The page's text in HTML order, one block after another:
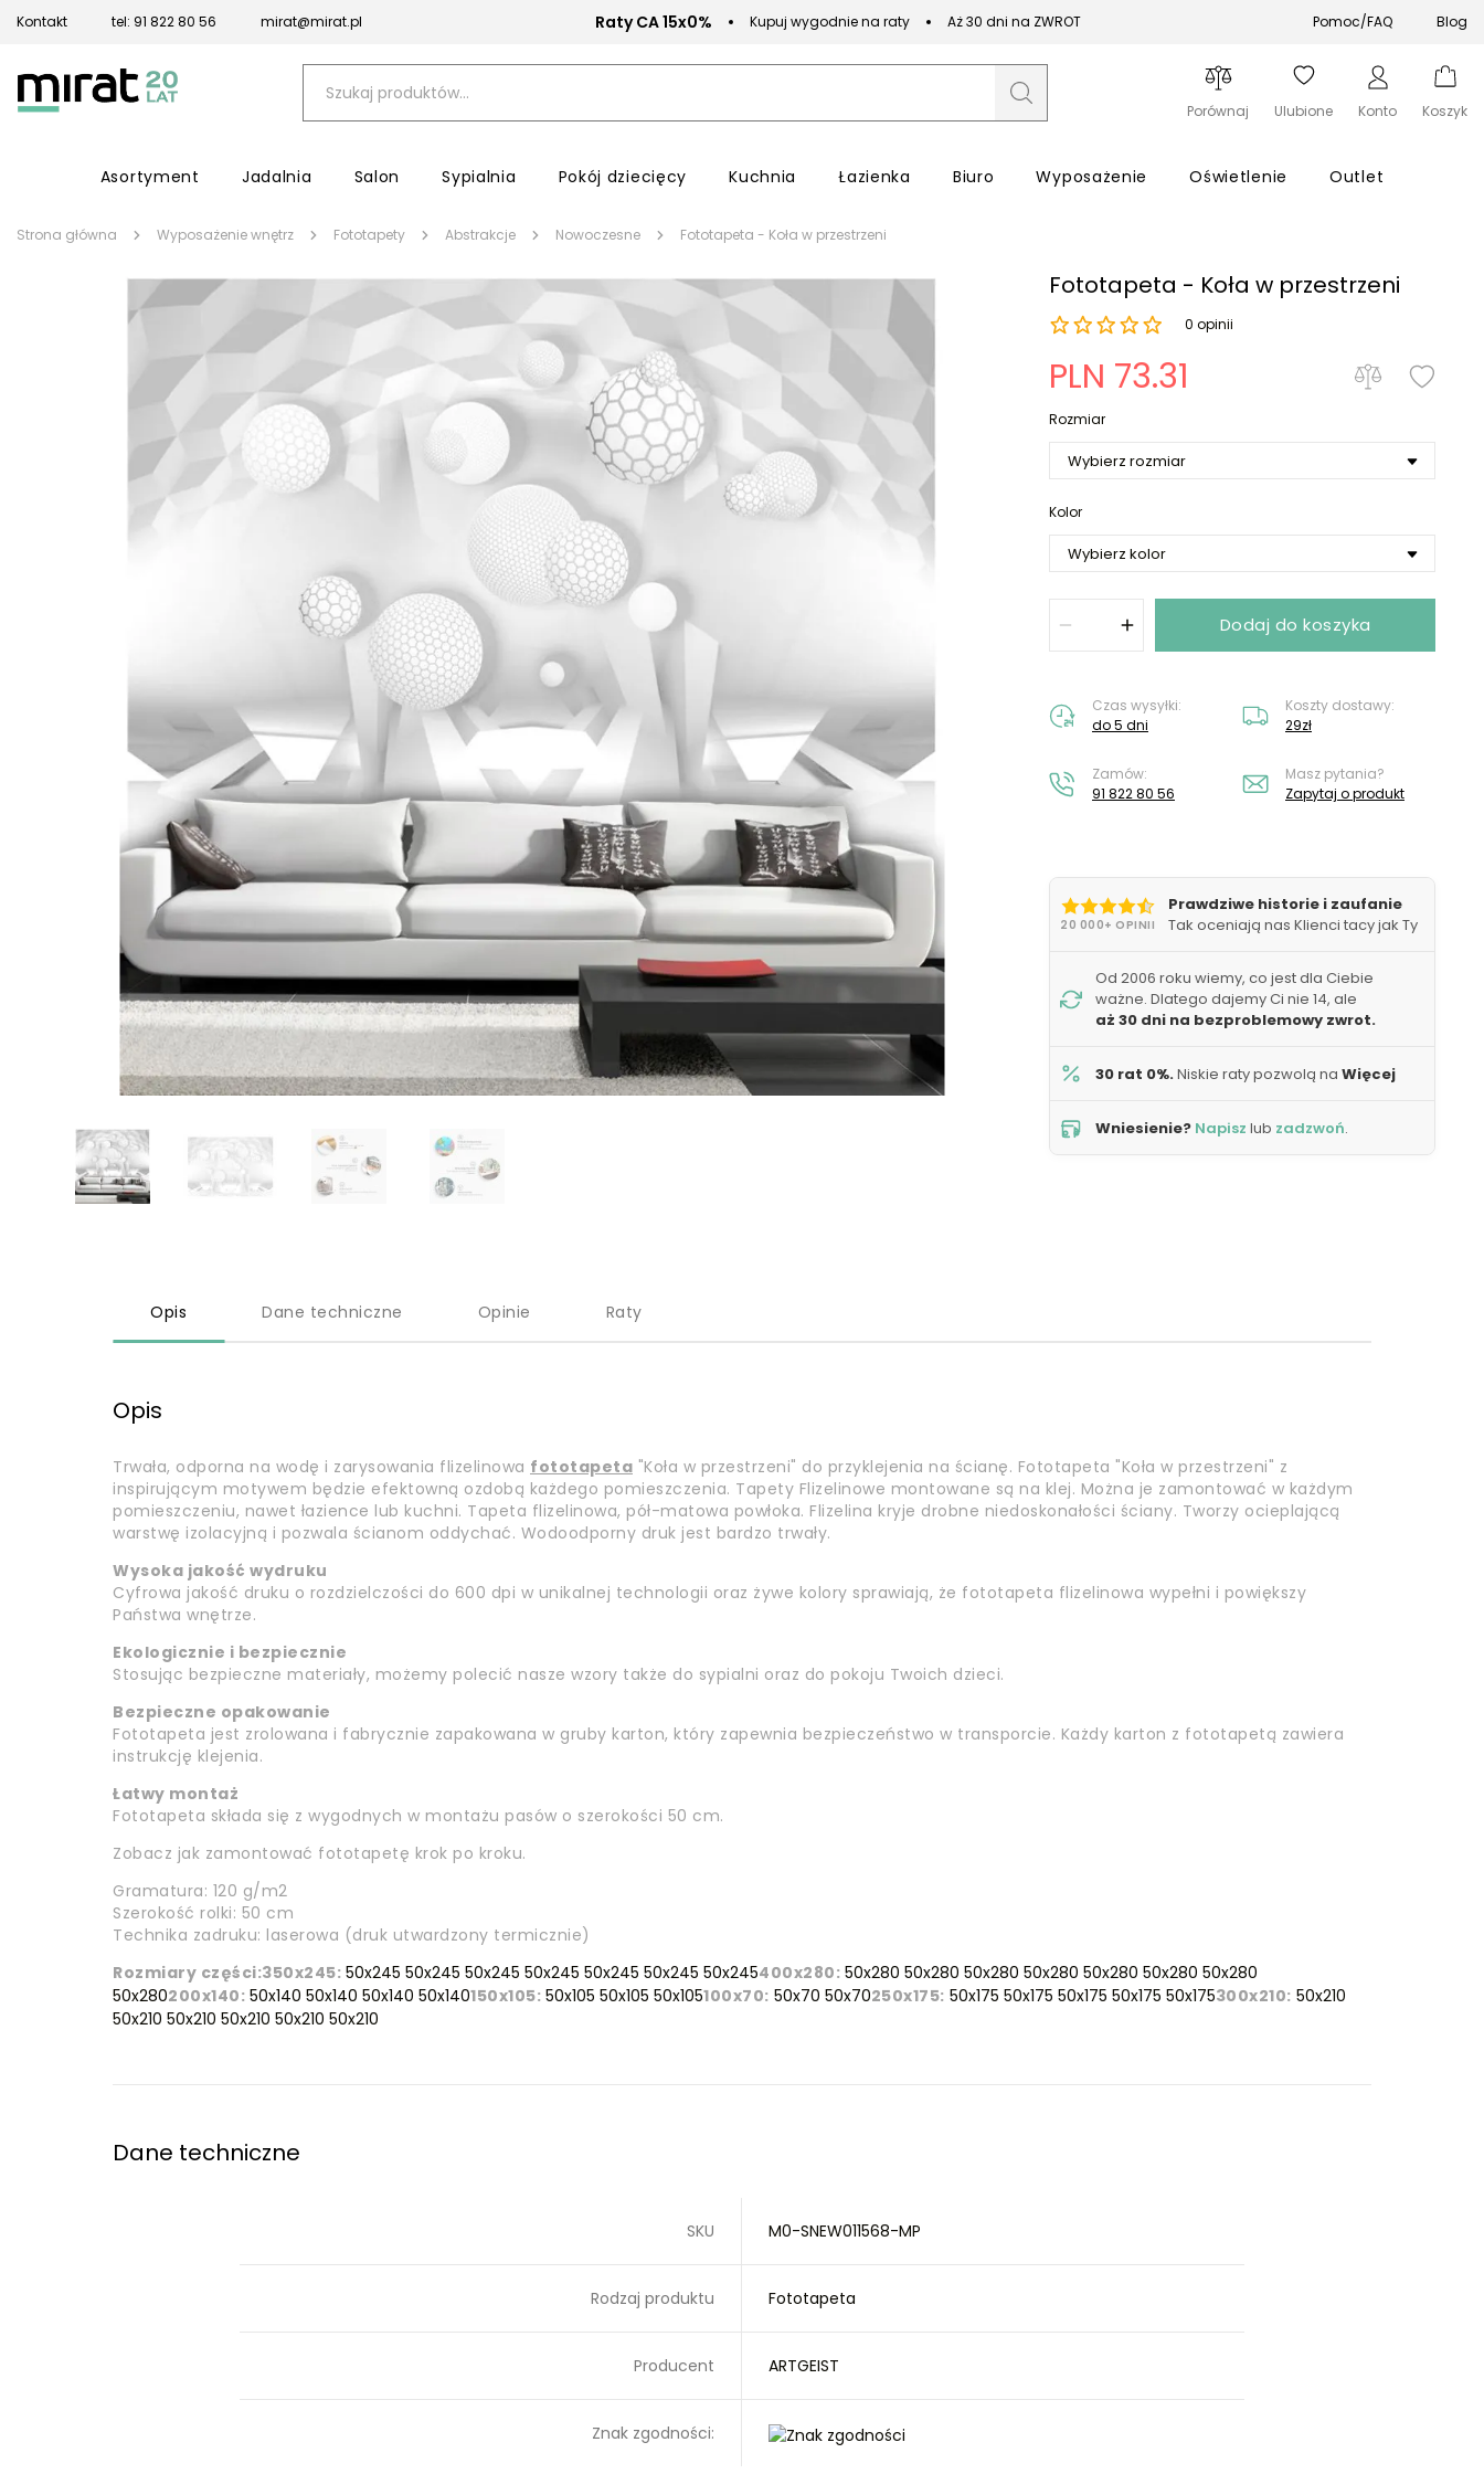
Kontakt tel: 91 822 80 56 mirat@mirat.pl Raty CA 15x0% Kupuj wygodnie na raty Aż 30 dni na ZWROT Pomoc/FAQ Blog
Porównaj Ulubione Konto
Zapomniałeś hasła?
Koszyk
Asortyment Jadalnia Salon Sypialnia Pokój dziecięcy Kuchnia Łazienka Biuro Wyposażenie Oświetlenie Outlet
Strona główna Wyposażenie wnętrz Fototapety Abstrakcje Nowoczesne Fototapeta - Koła w przestrzeni
Fototapeta - Koła w przestrzeni
0 opinii
PLN 73.31
Rozmiar
Kolor
Dodaj do koszyka
Czas wysyłki:
do 5 dni
Koszty dostawy:
29zł
Zamów:
91 822 80 56
Masz pytania?
Zapytaj o produkt
20 000+ OPINII
Prawdziwe historie i zaufanie
Tak oceniają nas Klienci tacy jak Ty
Od 2006 roku wiemy, co jest dla Ciebie
ważne. Dlatego dajemy Ci nie 14, ale
aż 30 dni na bezproblemowy zwrot.
30 rat 0%.Niskie raty pozwolą na Więcej
Wniesienie? Napisz lub zadzwoń.
Opis Dane techniczne Opinie Raty
Opis
Trwała, odporna na wodę i zarysowania flizelinowa fototapeta "Koła w przestrzeni" do przyklejenia na ścianę. Fototapeta "Koła w przestrzeni" z
inspirującym motywem będzie efektowną ozdobą każdego pomieszczenia. Tapety Flizelinowe montowane są na klej. Można je zamontować w każdym
pomieszczeniu, nawet łazience lub kuchni. Tapeta flizelinowa, pół-matowa powłoka. Flizelina kryje drobne niedoskonałości ściany. Tworzy ocieplającą
warstwę izolacyjną i pozwala ścianom oddychać. Wodoodporny druk jest bardzo trwały.
Wysoka jakość wydruku
Cyfrowa jakość druku o rozdzielczości do 600 dpi w unikalnej technologii oraz żywe kolory sprawiają, że fototapeta flizelinowa wypełni i powiększy
Państwa wnętrze.
Ekologicznie i bezpiecznie
Stosując bezpieczne materiały, możemy polecić nasze wzory także do sypialni oraz do pokoju Twoich dzieci.
Bezpieczne opakowanie
Fototapeta jest zrolowana i fabrycznie zapakowana w gruby karton, który zapewnia bezpieczeństwo w transporcie. Każdy karton z fototapetą zawiera
instrukcję klejenia.
Łatwy montaż
Fototapeta składa się z wygodnych w montażu pasów o szerokości 50 cm.
Zobacz jak zamontować fototapetę krok po kroku.
Gramatura: 120 g/m2
Szerokość rolki: 50 cm
Technika zadruku: laserowa (druk utwardzony termicznie)
Rozmiary części:350x245: 50x245 50x245 50x245 50x245 50x245 50x245 50x245400x280: 50x280 50x280 50x280 50x280 50x280 50x280 50x280
50x280200x140: 50x140 50x140 50x140 50x140150x105: 50x105 50x105 50x105100x70: 50x70 50x70250x175: 50x175 50x175 50x175 50x175 50x175300x210: 50x210
50x210 50x210 50x210 50x210 50x210
Dane techniczne
SKU M0-SNEW011568-MP
Rodzaj produktu Fototapeta
Producent ARTGEIST
Znak zgodności: